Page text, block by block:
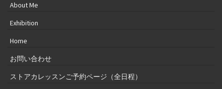
About Me
Exhibition
Home
お問い合わせ
ストアカレッスンご予約ページ（全日程）